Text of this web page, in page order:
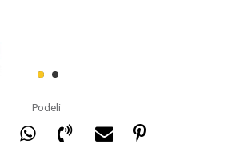
1 2
Podeli
i porudžbine